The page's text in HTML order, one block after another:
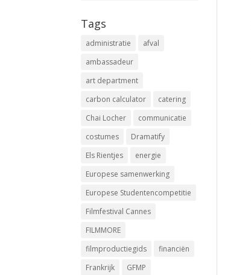
Tags
administratie
afval
ambassadeur
art department
carbon calculator
catering
Chai Locher
communicatie
costumes
Dramatify
Els Rientjes
energie
Europese samenwerking
Europese Studentencompetitie
Filmfestival Cannes
FILMMORE
filmproductiegids
financiën
Frankrijk
GFMP